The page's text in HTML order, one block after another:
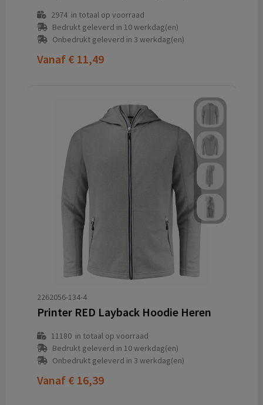
2974in totaal op voorraad
Bedrukt geleverd in 10 werkdag(en)
Onbedrukt geleverd in 3 werkdag(en)
Vanaf € 11,49
2262056-134-4
Printer RED Layback Hoodie Heren
11180in totaal op voorraad
Bedrukt geleverd in 10 werkdag(en)
Onbedrukt geleverd in 3 werkdag(en)
Vanaf € 16,39